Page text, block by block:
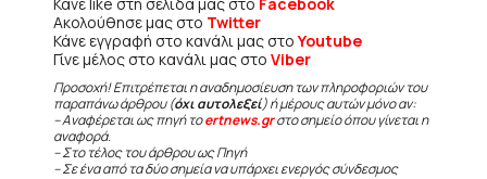
Ακολούθησε μας στο Twitter
Κάνε εγγραφή στο κανάλι μας στοYoutube
Γίνε μέλος στο κανάλι μας στο Viber
Προσοχή! Επιτρέπεται η αναδημοσίευση των πληροφοριών του
παραπάνω άρθρου (όχι αυτολεξεί) ή μέρους αυτών μόνο αν:
– Αναφέρεται ως πηγή τοertnews.grστο σημείο όπου γίνεται η
αναφορά.
– Στο τέλος του άρθρου ως Πηγή
– Σε ένα από τα δύο σημεία να υπάρχει ενεργός σύνδεσμος